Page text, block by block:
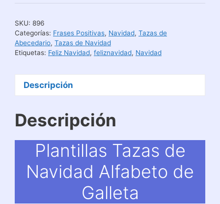
Navidad
de
Galleta
cantidad
SKU: 896
Categorías: Frases Positivas, Navidad, Tazas de
Abecedario, Tazas de Navidad
Etiquetas: Feliz Navidad, feliznavidad, Navidad
Descripción
Descripción
Plantillas Tazas de
Navidad Alfabeto de
Galleta